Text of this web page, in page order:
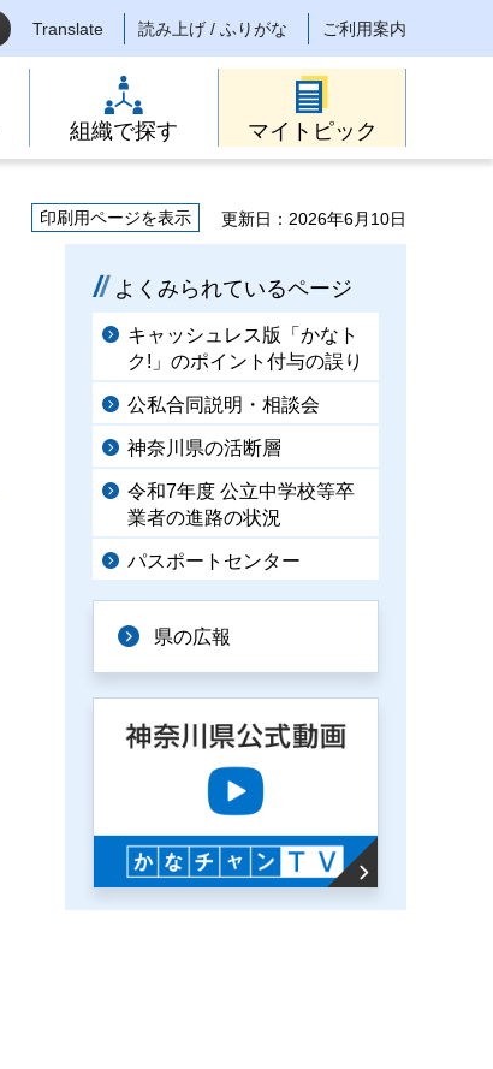
Translate 読み上げ / ふりがな ご利用案内
組織で探す マイトピック
印刷用ページを表示
更新日：2026年6月10日
よくみられているページ
キャッシュレス版「かなト
ク!」のポイント付与の誤り
公私合同説明・相談会
神奈川県の活断層
令和7年度 公立中学校等卒
業者の進路の状況
パスポートセンター
県の広報